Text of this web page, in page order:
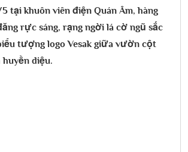
tại khuôn viên điện Quán Âm, hàng
rực sáng, rạng ngời lá cờ ngũ sắc
tượng logo Vesak giữa vườn cột
diệu.